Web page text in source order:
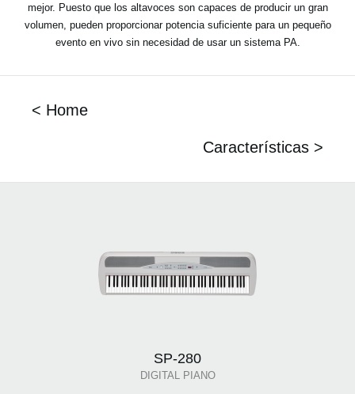
mejor. Puesto que los altavoces son capaces de producir un gran
volumen, pueden proporcionar potencia suficiente para un pequeño
evento en vivo sin necesidad de usar un sistema PA.
< Home
Características >
SP-280
DIGITAL PIANO